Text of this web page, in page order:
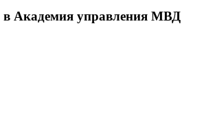
в Академия управления МВД